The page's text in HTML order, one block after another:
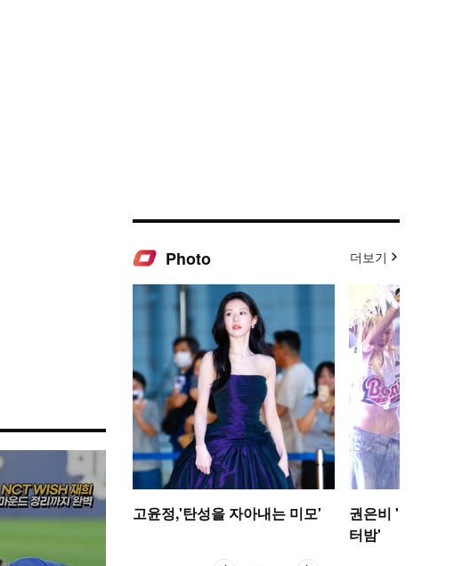
Photo 더보기
고윤정,'탄성을 자아내는 미모'
권은비 '야구장
터밤'